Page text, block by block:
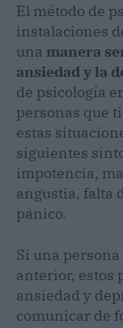
El método de
instalaciones
una manera
ansiedad y la
de psicología
personas que
estas
siguientes
impotencia,
angustia, falta
pánico.
Si una
anterior, estos
ansiedad y
comunicar de